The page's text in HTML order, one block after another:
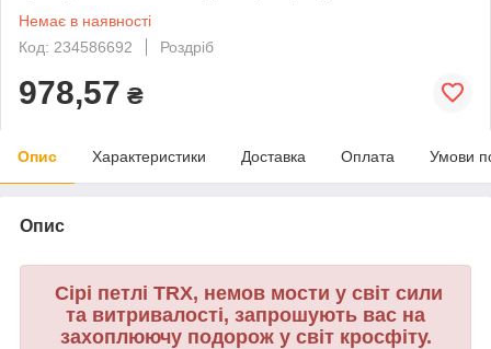
Немає в наявності
Код: 234586692
Роздріб
978,57 ₴
Опис Характеристики Доставка Оплата Умови
Опис
Сірі петлі TRX, немов мости у світ сили
та витривалості, запрошують вас на
захоплюючу подорож у світ кросфіту.